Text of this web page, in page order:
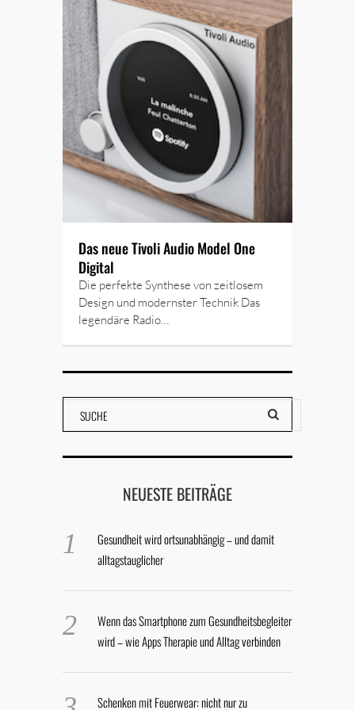
Das neue Tivoli Audio Model One
Digital
Die perfekte Synthese von zeitlosem
Design und modernster Technik Das
legendäre Radio…
NEUESTE BEITRÄGE
Gesundheit wird ortsunabhängig – und damit
alltagstauglicher
Wenn das Smartphone zum Gesundheitsbegleiter
wird – wie Apps Therapie und Alltag verbinden
Schenken mit Feuerwear: nicht nur zu